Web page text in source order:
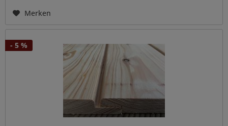
Merken
- 5 %